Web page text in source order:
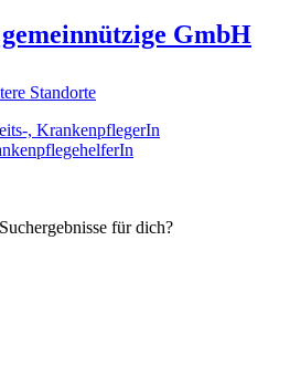
GmbH
Standorte
, KrankenpflegerIn
für dich?